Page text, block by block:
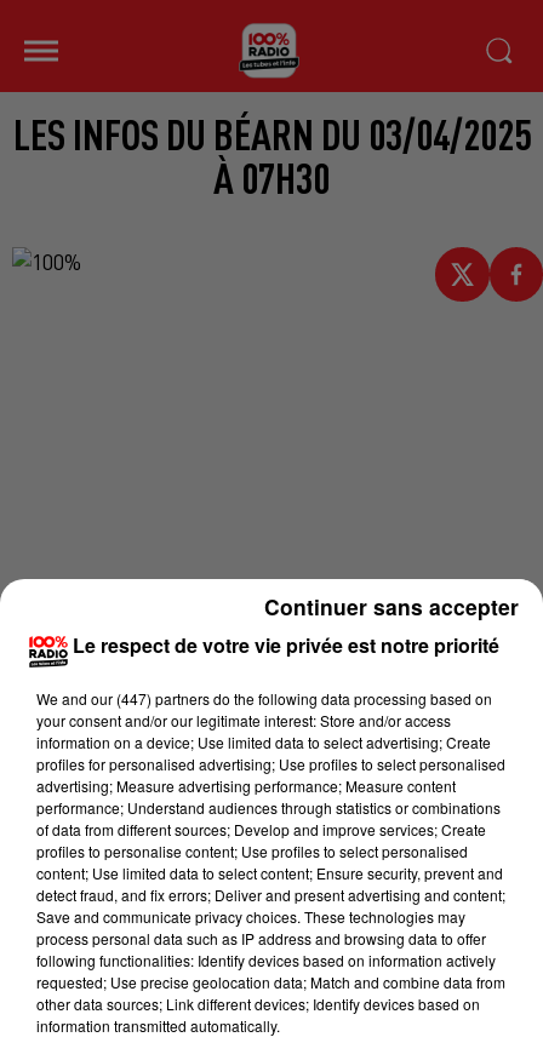
LES INFOS DU BÉARN DU 03/04/2025
À 07H30
Lecture (4 min 29 sec)
100%
Le respect de votre vie privée est notre priorité
We and our (447) partnersdo the following data processing based on
your consent and/or our legitimate interest: Store and/or access
information on a device; Use limited data to select advertising; Create
profiles for personalised advertising; Use profiles to select personalised
advertising; Measure advertising performance; Measure content
performance; Understand audiences through statistics or combinations
of data from different sources; Develop and improve services; Create
profiles to personalise content; Use profiles to select personalised
content; Use limited data to select content; Ensure security, prevent and
detect fraud, and fix errors; Deliver and present advertising and content;
Save and communicate privacy choices. These technologies may
process personal data such as IP address and browsing data to offer
following functionalities: Identify devices based on information actively
requested; Use precise geolocation data; Match and combine data from
other data sources; Link different devices; Identify devices based on
information transmitted automatically.
Continuer sans accepter